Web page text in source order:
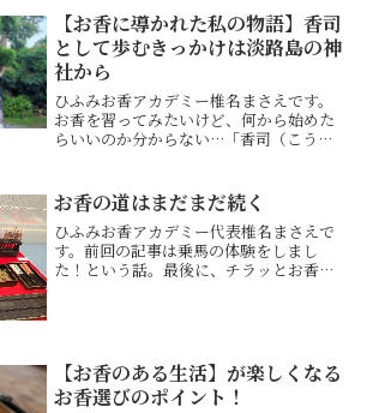
も 香こそあはれと 思ほゆれ誰（た）
が袖ふれし 宿の梅ぞも（...
【お香に導かれた私の物語】香司
として歩むきっかけは淡路島の神
社から
ひふみお香アカデミー椎名まさえです。
お香を習ってみたいけど、何から始めた
らいいのか分からない…「香司（こう
いる方へ。今日は、私自身が“お香の
道”に導かれたきっかけとなっ...
お香の道はまだまだ続く
ひふみお香アカデミー代表椎名まさえで
す。前回の記事は乗馬の体験をしまし
た！という話。最後に、チラッとお香に
【お香のある生活】が楽しくなる
お香選びのポイント！